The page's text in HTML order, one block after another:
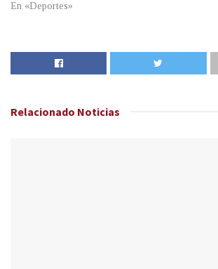
En «Deportes»
Relacionado Noticias